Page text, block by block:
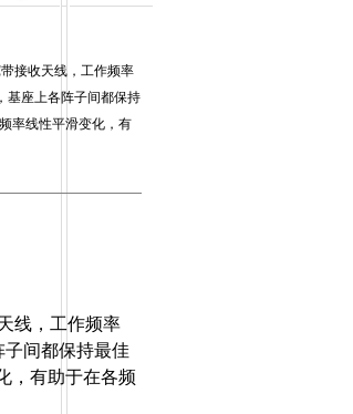
接收天线，工作频率
基座上各阵子间都保持
率线性平滑变化，有
线，工作频率
间都保持最佳
，有助于在各频